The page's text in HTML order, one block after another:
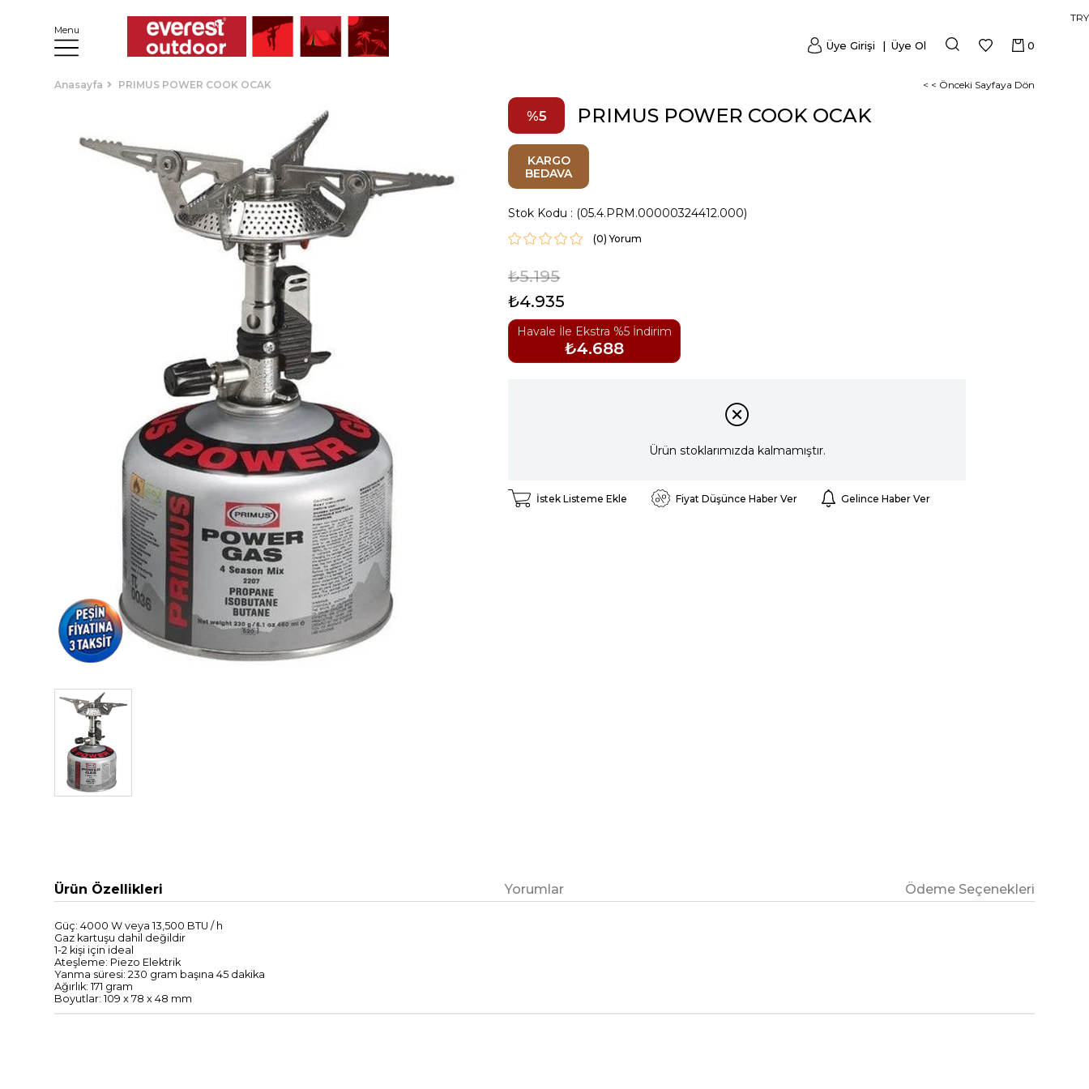
Menu
TRY
0
Üye Girişi Üye Ol
Anasayfa PRIMUS POWER COOK OCAK < < Önceki Sayfaya Dön
5 PRIMUS POWER COOK OCAK
KARGO
BEDAVA
Stok Kodu (05.4.PRM.00000324412.000)
(0)
₺5.195
₺4.935
Havale İle Ekstra %5 İndirim
₺4.688
Ürün stoklarımızda kalmamıştır.
İstek Listeme Ekle Fiyat Düşünce Haber Ver Gelince Haber Ver
Ürün Özellikleri Yorumlar Ödeme Seçenekleri
Güç: 4000 W veya 13,500 BTU / h
Gaz kartuşu dahil değildir
1-2 kişi için ideal
Ateşleme: Piezo Elektrik
Yanma süresi: 230 gram başına 45 dakika
Ağırlık: 171 gram
Boyutlar: 109 x 78 x 48 mm